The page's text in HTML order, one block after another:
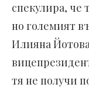
спекулира,
но големият
Илияна
тя не получи